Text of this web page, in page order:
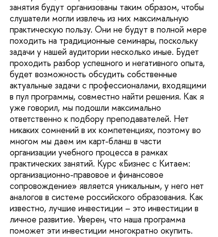
занятия будут организованы таким образом, чтобы
слушатели могли извлечь из них максимальную
практическую пользу. Они не будут в полной мере
походить на традиционные семинары, поскольку
задачи у нашей аудитории несколько иные. Будет
проходить разбор успешного и негативного опыта,
будет возможность обсудить собственные
актуальные задачи с профессионалами, входящими
в пул программы, совместно найти решения. Как я
уже говорил, мы подошли максимально
ответственно к подбору преподавателей. Нет
никаких сомнений в их компетенциях, поэтому во
многом мы даем им карт-бланш в части
организации учебного процесса в рамках
практических занятий. Курс «Бизнес с Китаем:
организационно-правовое и финансовое
сопровождение» является уникальным, у него нет
аналогов в системе российского образования. Как
известно, лучшие инвестиции – это инвестиции в
личное развитие. Уверен, что наша программа
поможет эти инвестиции многократно окупить.